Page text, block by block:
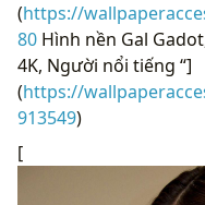
(https://
80 Hình nền Gal
4K, Người nổi tiếng “]
(https://
913549)
[